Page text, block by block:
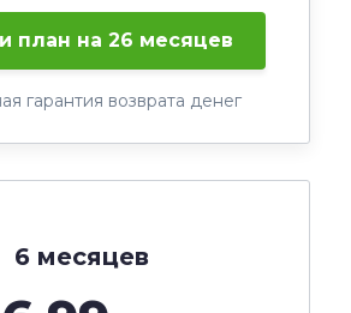
план на 26 месяцев
гарантия возврата денег
6 месяцев